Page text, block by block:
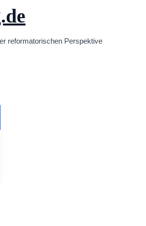
reformatorischen Perspektive